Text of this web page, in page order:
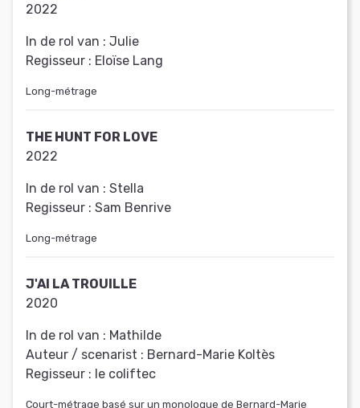
2022
In de rol van : Julie
Regisseur : Eloïse Lang
Long-métrage
THE HUNT FOR LOVE
2022
In de rol van : Stella
Regisseur : Sam Benrive
Long-métrage
J'AI LA TROUILLE
2020
In de rol van : Mathilde
Auteur / scenarist : Bernard-Marie Koltès
Regisseur : le coliftec
Court-métrage basé sur un monologue de Bernard-Marie